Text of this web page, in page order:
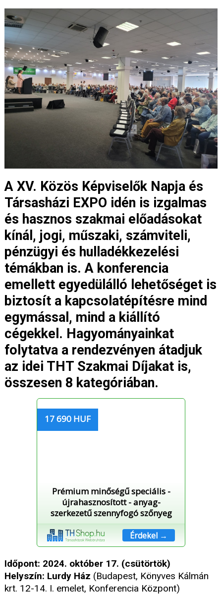
A XV. Közös Képviselők Napja és
Társasházi EXPO idén is izgalmas
és hasznos szakmai előadásokat
kínál, jogi, műszaki, számviteli,
pénzügyi és hulladékkezelési
témákban is. A konferencia
emellett egyedülálló lehetőséget is
biztosít a kapcsolatépítésre mind
egymással, mind a kiállító
cégekkel. Hagyományainkat
folytatva a rendezvényen átadjuk
az idei THT Szakmai Díjakat is,
összesen 8 kategóriában.
17 690 HUF
Prémium minőségű speciális -
újrahasznosított - anyag-
szerkezetű szennyfogó szőnyeg
Érdekel →
Időpont: 2024. október 17. (csütörtök)
Helyszín: Lurdy Ház (Budapest, Könyves Kálmán
krt. 12-14. I. emelet, Konferencia Központ)